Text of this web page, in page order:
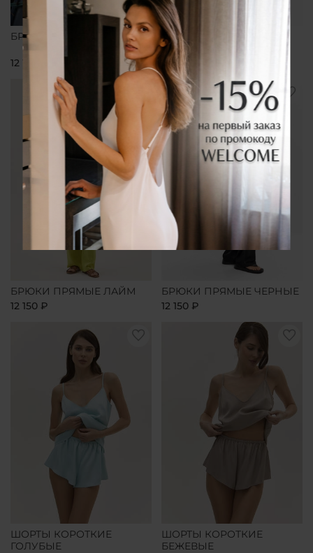
БРЮКИ ПРЯМЫЕ БЕЛЫЕ
12 150 ₽
БРЮКИ ПРЯМЫЕ
РОЗОВЫЕ
12 150 ₽
БРЮКИ ПРЯМЫЕ ЛАЙМ
12 150 ₽
БРЮКИ ПРЯМЫЕ ЧЕРНЫЕ
12 150 ₽
ШОРТЫ КОРОТКИЕ
ГОЛУБЫЕ
ШОРТЫ КОРОТКИЕ
БЕЖЕВЫЕ